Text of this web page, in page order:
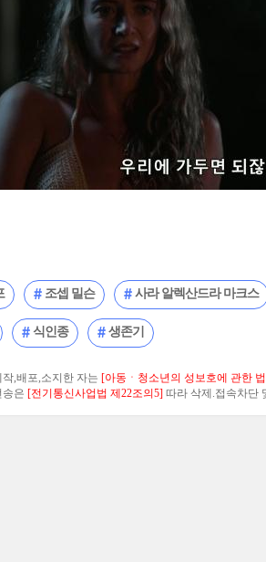
조셉 밀슨 사라 알렉산드라 마크스
식인종 생존기
작,배포,소지한 자는 [아동ㆍ청소년의 성보호에 관한
송은 [전기통신사업법 제22조의5] 따라 삭제.접속차단